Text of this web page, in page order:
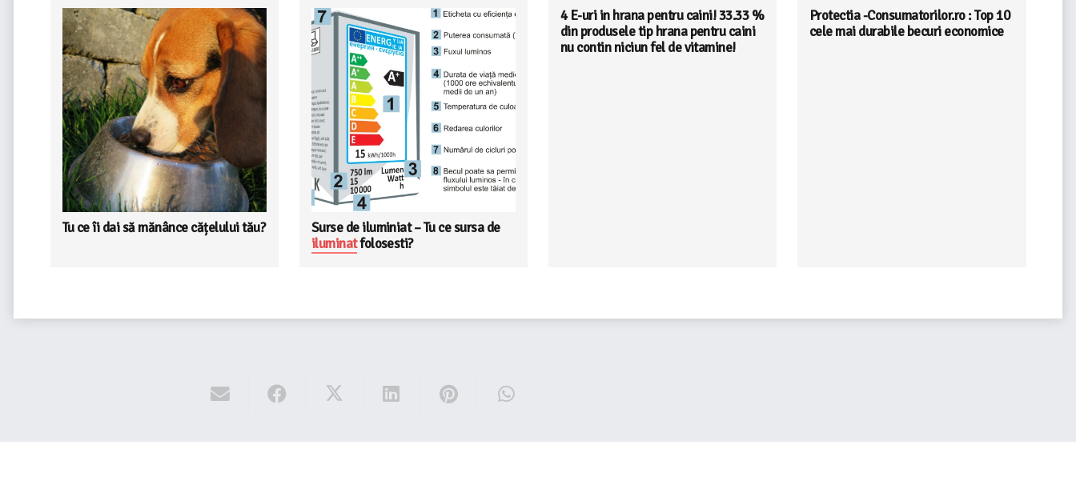
Tu ce îi dai să mănânce cățelului tău?
Surse de iluminiat – Tu ce sursa de
iluminatfolosesti?
4 E-uri in hrana pentru caini! 33.33 %
din produsele tip hrana pentru caini
nu contin niciun fel de vitamine!
Protectia -Consumatorilor.ro : Top 10
cele mai durabile becuri economice